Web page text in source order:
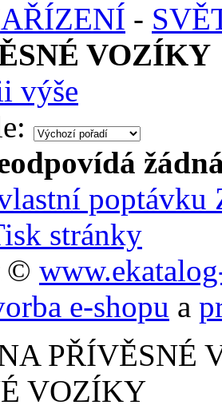
-
VOZÍKY
výše
poptávku
stránky
©
e-shopu a
PŘÍVĚSNÉ
VOZÍKY